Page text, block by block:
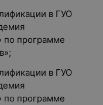
в ГУО
по программе
в ГУО
по программе